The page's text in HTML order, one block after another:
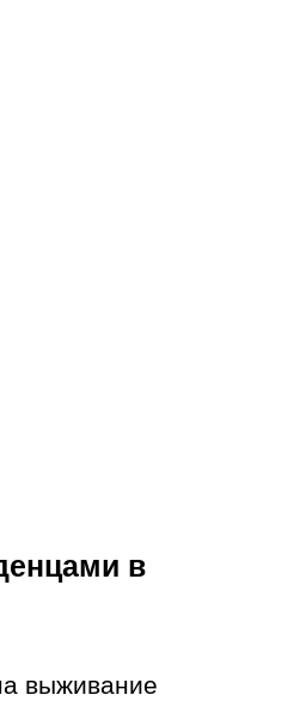
в
выживание